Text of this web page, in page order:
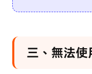
三、無法